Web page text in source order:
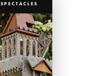
SPECTACLES